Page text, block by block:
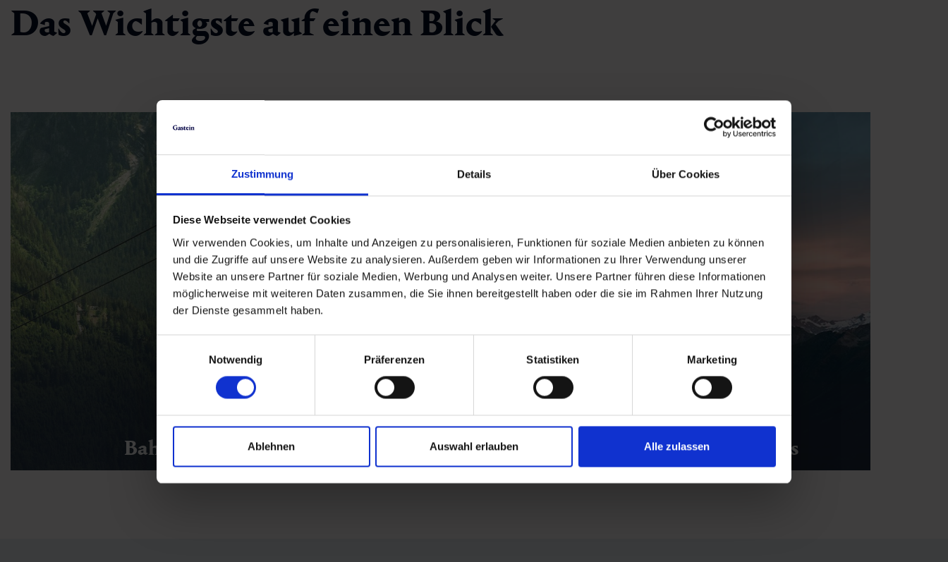
Zustimmung Details Über Cookies
Diese Webseite verwendet Cookies
Wir verwenden Cookies, um Inhalte und Anzeigen zu personalisieren, Funktionen für soziale Medien anbieten zu können
und die Zugriffe auf unsere Website zu analysieren. Außerdem geben wir Informationen zu Ihrer Verwendung unserer
Website an unsere Partner für soziale Medien, Werbung und Analysen weiter. Unsere Partner führen diese Informationen
möglicherweise mit weiteren Daten zusammen, die Sie ihnen bereitgestellt haben oder die sie im Rahmen Ihrer Nutzung
der Dienste gesammelt haben.
Notwendig
Präferenzen Statistiken Marketing
Ablehnen Auswahl erlauben Alle zulassen
Das Wichtigste auf einen Blick
Bahnen & Anlagen
Almhütten
Wetter Webcams